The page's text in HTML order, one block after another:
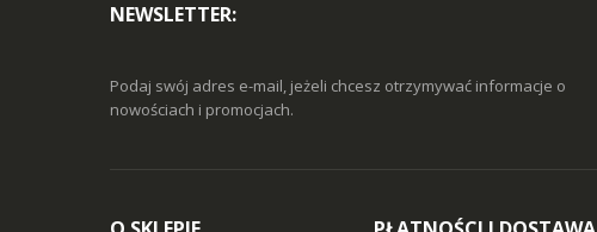
NEWSLETTER:
Podaj swój adres e-mail, jeżeli chcesz otrzymywać informacje o
nowościach i promocjach.